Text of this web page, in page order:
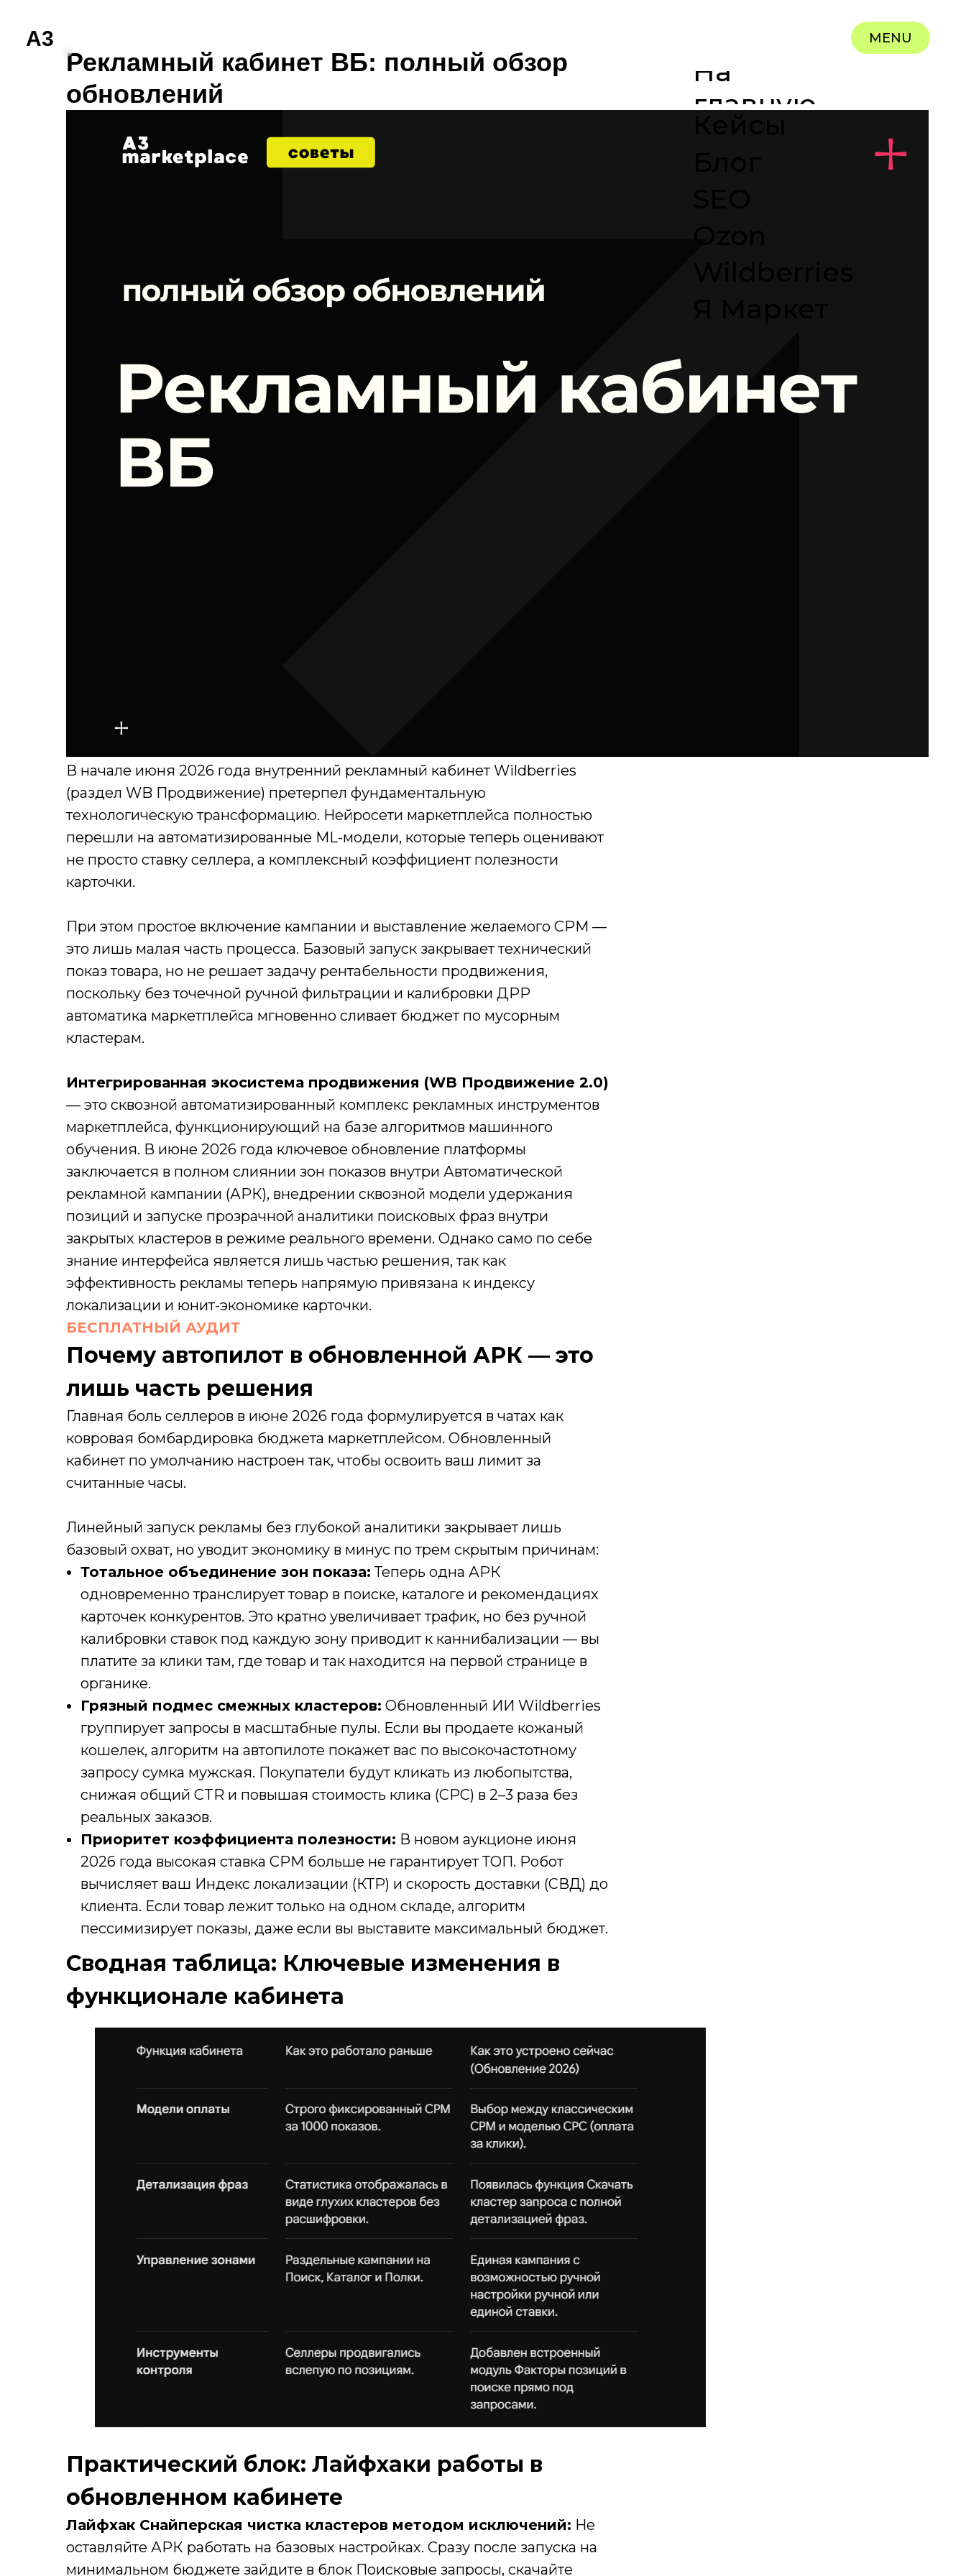
MENU
На
главную
A3
Рекламный кабинет ВБ: полный обзор
обновлений
В начале июня 2026 года внутренний рекламный кабинет Wildberries
(раздел WB Продвижение) претерпел фундаментальную
технологическую трансформацию. Нейросети маркетплейса полностью
перешли на автоматизированные ML-модели, которые теперь оценивают
не просто ставку селлера, а комплексный коэффициент полезности
карточки.
При этом простое включение кампании и выставление желаемого CPM —
это лишь малая часть процесса. Базовый запуск закрывает технический
показ товара, но не решает задачу рентабельности продвижения,
поскольку без точечной ручной фильтрации и калибровки ДРР
автоматика маркетплейса мгновенно сливает бюджет по мусорным
кластерам.
Интегрированная экосистема продвижения (WB Продвижение 2.0)
— это сквозной автоматизированный комплекс рекламных инструментов
маркетплейса, функционирующий на базе алгоритмов машинного
обучения. В июне 2026 года ключевое обновление платформы
заключается в полном слиянии зон показов внутри Автоматической
рекламной кампании (АРК), внедрении сквозной модели удержания
позиций и запуске прозрачной аналитики поисковых фраз внутри
закрытых кластеров в режиме реального времени. Однако само по себе
знание интерфейса является лишь частью решения, так как
эффективность рекламы теперь напрямую привязана к индексу
локализации и юнит-экономике карточки.
БЕСПЛАТНЫЙ АУДИТ
Почему автопилот в обновленной АРК — это
лишь часть решения
Главная боль селлеров в июне 2026 года формулируется в чатах как
ковровая бомбардировка бюджета маркетплейсом. Обновленный
кабинет по умолчанию настроен так, чтобы освоить ваш лимит за
считанные часы.
Линейный запуск рекламы без глубокой аналитики закрывает лишь
базовый охват, но уводит экономику в минус по трем скрытым причинам:
Тотальное объединение зон показа: Теперь одна АРК
одновременно транслирует товар в поиске, каталоге и рекомендациях
карточек конкурентов. Это кратно увеличивает трафик, но без ручной
калибровки ставок под каждую зону приводит к каннибализации — вы
платите за клики там, где товар и так находится на первой странице в
органике.
Грязный подмес смежных кластеров: Обновленный ИИ Wildberries
группирует запросы в масштабные пулы. Если вы продаете кожаный
кошелек, алгоритм на автопилоте покажет вас по высокочастотному
запросу сумка мужская. Покупатели будут кликать из любопытства,
снижая общий CTR и повышая стоимость клика (CPC) в 2–3 раза без
реальных заказов.
Приоритет коэффициента полезности: В новом аукционе июня
2026 года высокая ставка CPM больше не гарантирует ТОП. Робот
вычисляет ваш Индекс локализации (КТР) и скорость доставки (СВД) до
клиента. Если товар лежит только на одном складе, алгоритм
пессимизирует показы, даже если вы выставите максимальный бюджет.
Сводная таблица: Ключевые изменения в
функционале кабинета
Практический блок: Лайфхаки работы в
обновленном кабинете
Лайфхак Снайперская чистка кластеров методом исключений: Не
оставляйте АРК работать на базовых настройках. Сразу после запуска на
минимальном бюджете зайдите в блок Поисковые запросы, скачайте